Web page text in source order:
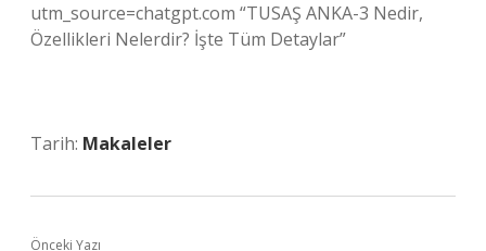
utm_source=chatgpt.com “TUSAŞ ANKA-3 Nedir,
Özellikleri Nelerdir? İşte Tüm Detaylar”
Tarih: Makaleler
Önceki Yazı